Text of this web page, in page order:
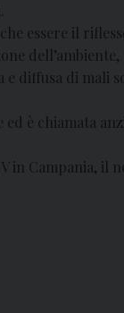
essere il
diffusa di mali
è chiamata
in Campania,